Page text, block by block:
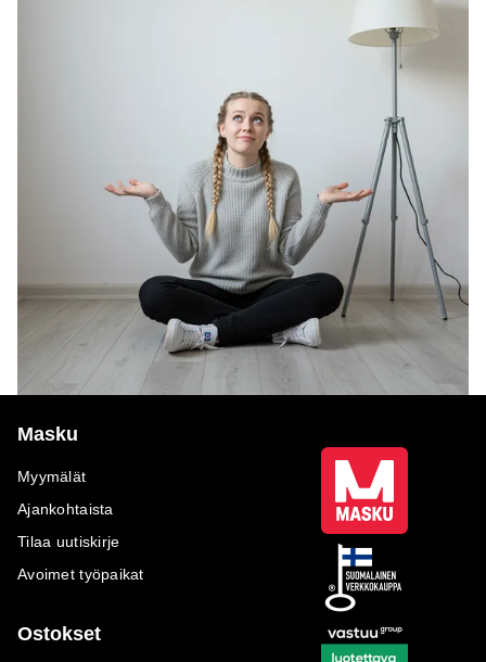
Masku
Myymälät
Ajankohtaista
Tilaa uutiskirje
Avoimet työpaikat
Ostokset